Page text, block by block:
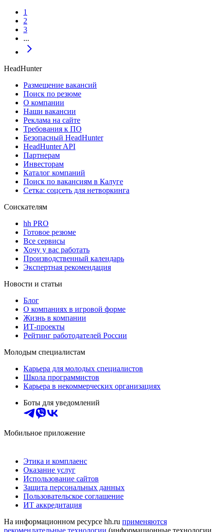
1
2
3
...
HeadHunter
Размещение вакансий
Поиск по резюме
О компании
Наши вакансии
Реклама на сайте
Требования к ПО
Безопасный HeadHunter
HeadHunter API
Партнерам
Инвесторам
Каталог компаний
Поиск по вакансиям в Калуге
Сетка: соцсеть для нетворкинга
Соискателям
hh PRO
Готовое резюме
Все сервисы
Хочу у вас работать
Производственный календарь
Экспертная рекомендация
Новости и статьи
Блог
О компаниях в игровой форме
Жизнь в компании
ИТ-проекты
Рейтинг работодателей России
Молодым специалистам
Карьера для молодых специалистов
Школа программистов
Карьера в некоммерческих организациях
Боты для уведомлений
Мобильное приложение
Этика и комплаенс
Оказание услуг
Использование сайтов
Защита персональных данных
Пользовательское соглашение
ИТ аккредитация
На информационном ресурсе hh.ru применяются
рекомендательные технологии (информационные технологии